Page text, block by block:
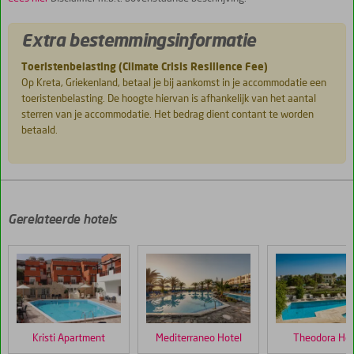
Extra bestemmingsinformatie
Toeristenbelasting (Climate Crisis Resilience Fee)
Op Kreta, Griekenland, betaal je bij aankomst in je accommodatie een
toeristenbelasting. De hoogte hiervan is afhankelijk van het aantal
sterren van je accommodatie. Het bedrag dient contant te worden
betaald.
door
gegeven
na
hun
verblijf
Sergios
Gerelateerde hotels
Kristi Apartment Mediterraneo Hotel Theodora